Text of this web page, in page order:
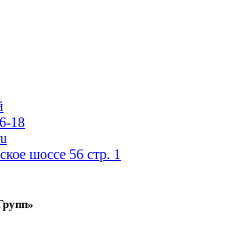
18
шоссе 56 стр. 1